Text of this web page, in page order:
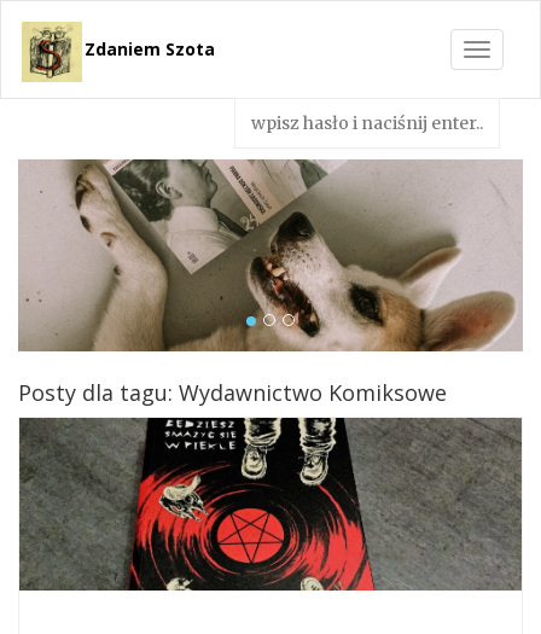
Toggle
Zdaniem Szota
Posty dla tagu: Wydawnictwo Komiksowe